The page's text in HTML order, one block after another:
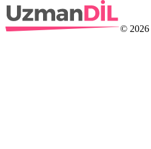
© 2026